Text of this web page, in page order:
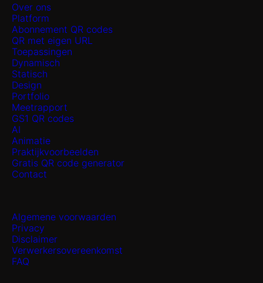
Over ons
Platform
Abonnement QR codes
QR met eigen URL
Toepassingen
Dynamisch
Statisch
Design
Portfolio
Meetrapport
GS1 QR codes
AI
Animatie
Praktijkvoorbeelden
Gratis QR code generator
Contact
Algemene voorwaarden
Privacy
Disclaimer
Verwerkersovereenkomst
FAQ